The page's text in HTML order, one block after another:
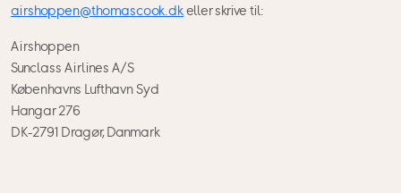
airshoppen@thomascook.dkeller skrive til:
Airshoppen
Sunclass Airlines A/S
Københavns Lufthavn Syd
Hangar 276
DK-2791 Dragør, Danmark